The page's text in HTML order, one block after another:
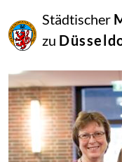
Städtischer
zu
Juni
2019
Netkotec